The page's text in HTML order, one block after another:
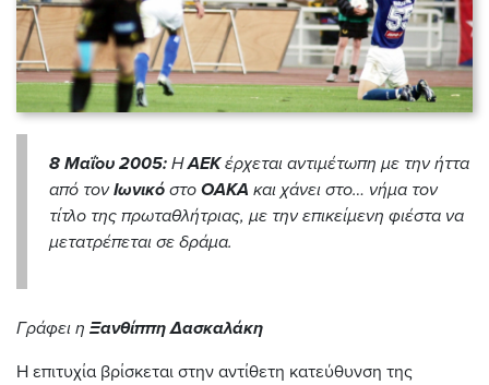
8 Μαΐου 2005: ΗΑΕΚέρχεται αντιμέτωπη με την ήττα
από τονΙωνικό στο ΟΑΚΑ και χάνει στο… νήμα τον
τίτλο της πρωταθλήτριας, με την επικείμενη φιέστα να
μετατρέπεται σε δράμα.
Γράφει η Ξανθίππη Δασκαλάκη
Η επιτυχία βρίσκεται στην αντίθετη κατεύθυνση της